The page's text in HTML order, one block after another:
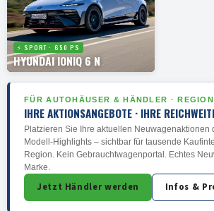
⚡ SPORT · 650 PS
HYUNDAI IONIQ 6 N
FÜR AUTOHÄUSER & HÄNDLER ·
IHRE AKTIONSANGEBOTE · IHRE
Platzieren Sie Ihre aktuellen Neuwagenaktionen
Modell-Highlights – sichtbar für tausende
Region. Kein Gebrauchtwagenportal. Echtes
Marke.
Jetzt Händler werden Infos &